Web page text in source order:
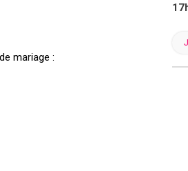
mariage :